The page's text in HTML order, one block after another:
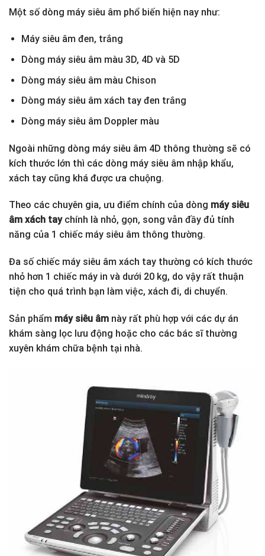
Một số dòng máy siêu âm phổ biến hiện nay như:
Máy siêu âm đen, trắng
Dòng máy siêu âm màu 3D, 4D và 5D
Dòng máy siêu âm màu Chison
Dòng máy siêu âm xách tay đen trắng
Dòng máy siêu âm Doppler màu
Ngoài những dòng máy siêu âm 4D thông thường sẽ có
kích thước lớn thì các dòng máy siêu âm nhập khẩu,
xách tay cũng khá được ưa chuộng.
Theo các chuyên gia, ưu điểm chính của dòng máy siêu
âm xách taychính là nhỏ, gọn, song vẫn đầy đủ tính
năng của 1 chiếc máy siêu âm thông thường.
Đa số chiếc máy siêu âm xách tay thường có kích thước
nhỏ hơn 1 chiếc máy in và dưới 20 kg, do vậy rất thuận
tiện cho quá trình bạn làm việc, xách đi, di chuyển.
Sản phẩm máy siêu âm này rất phù hợp với các dự án
khám sàng lọc lưu động hoặc cho các bác sĩ thường
xuyên khám chữa bệnh tại nhà.